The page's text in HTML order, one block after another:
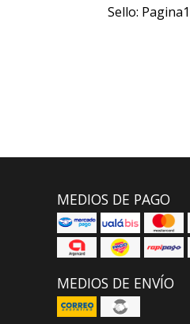
Sello:
MEDIOS DE PAGO
MEDIOS DE ENVÍO